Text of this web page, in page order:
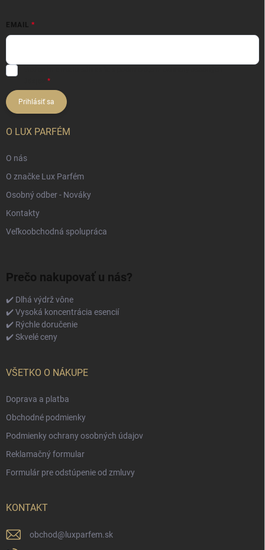
EMAIL
Prihlásiť sa
O LUX PARFÉM
O nás
O značke Lux Parfém
Osobný odber - Nováky
Kontakty
Veľkoobchodná spolupráca
Prečo nakupovať u nás?
✔️ Dlhá výdrž vône
✔️ Vysoká koncentrácia esencií
✔️ Rýchle doručenie
✔️ Skvelé ceny
VŠETKO O NÁKUPE
Doprava a platba
Obchodné podmienky
Podmienky ochrany osobných údajov
Reklamačný formular
Formulár pre odstúpenie od zmluvy
KONTAKT
obchod@ luxparfem.sk